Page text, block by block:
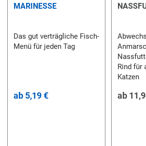
MARINESSE
Das gut verträgliche Fisch-
Menü für jeden Tag
ab 5,19 €
Rind für
Katzen
ab